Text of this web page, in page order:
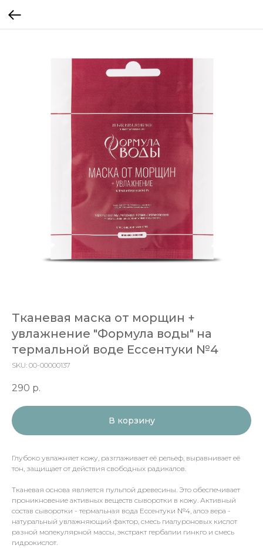
Тканевая маска от морщин +
увлажнение "Формула воды" на
термальной воде Ессентуки №4
SKU: 00-00000137
290 р.
В корзину
Глубоко увлажняет кожу, разглаживает её рельеф, выравнивает её
тон, защищает от действия свободных радикалов.
Тканевая основа является пульпой древесины. Это обеспечивает
проникновение активных веществ сыворотки в кожу. Активный
состав сыворотки - термальная вода Ессентуки №4, алоэ вера -
натуральный увлажняющий фактор, смесь гиалуроновых кислот
разной молекулярной массы, экстракт гербалии гинкго и смесь
гидрокислот.